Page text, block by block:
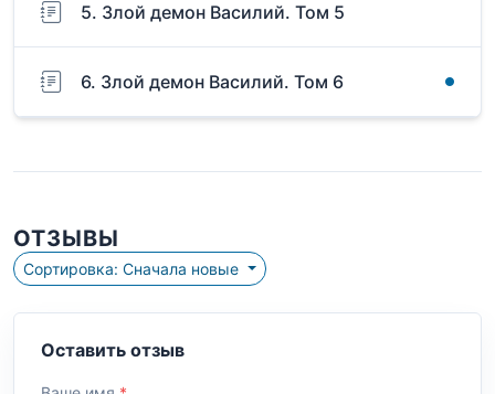
5. Злой демон Василий. Том 5
6. Злой демон Василий. Том 6
ОТЗЫВЫ
Сортировка: Сначала новые
Оставить отзыв